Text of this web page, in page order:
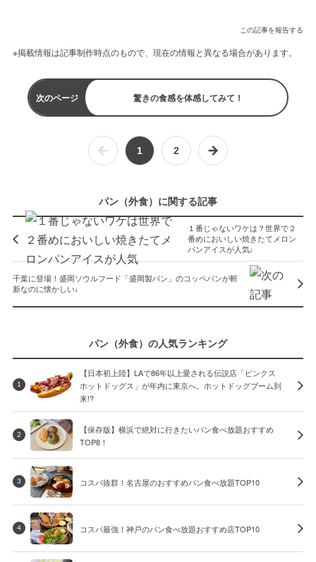
この記事を報告する
※掲載情報は記事制作時点のもので、現在の情報と異なる場合があります。
次のページ 驚きの食感を体感してみて！
1 2
パン（外食）に関する記事
１番じゃないワケは？世界で２
番めにおいしい焼きたてメロン
パンアイスが人気♩
千葉に登場！盛岡ソウルフード「盛岡製パン」のコッペパンが斬
新なのに懐かしい♩
パン（外食）の人気ランキング
1
【日本初上陸】LAで86年以上愛される伝説店「ピンクス
ホットドッグス」が年内に東京へ。ホットドッグブーム到
来!?
2
【保存版】横浜で絶対に行きたいパン食べ放題おすすめ
TOP8！
3 コスパ抜群！名古屋のおすすめパン食べ放題TOP10
4 コスパ最強！神戸のパン食べ放題おすすめ店TOP10